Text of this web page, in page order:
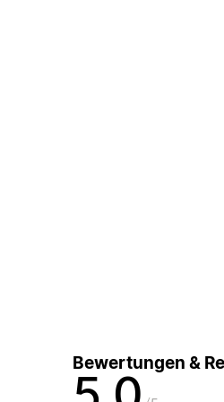
Bewertungen &